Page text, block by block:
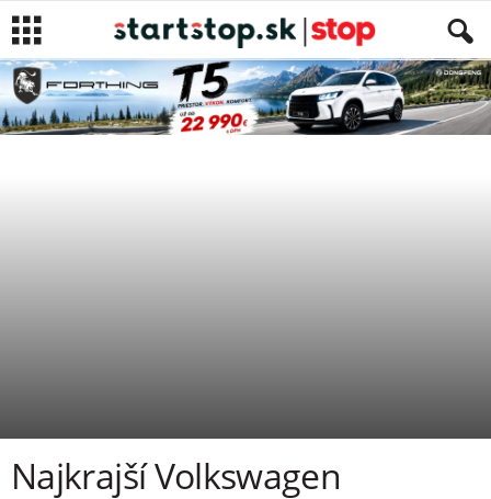
Najkrajší Volkswagen